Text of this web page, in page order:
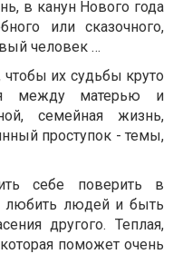
в канун Нового года
или сказочного,
человек …
чтобы их судьбы круто
между матерью и
семейная жизнь,
проступок - темы,
себе поверить в
любить людей и быть
другого. Теплая,
поможет очень